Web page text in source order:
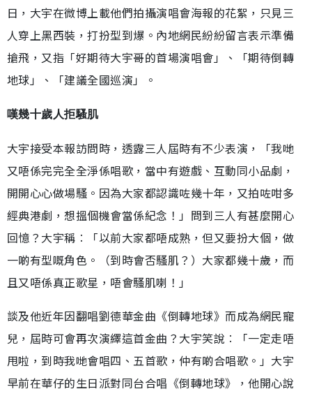
日，大宇在微博上載他們拍攝演唱會海報的花絮，只見三
人穿上黑西裝，打扮型到爆。內地網民紛紛留言表示準備
搶飛，又指「好期待大宇哥的首場演唱會」、「期待倒轉
地球」、「建議全國巡演」。
嘆幾十歲人拒騷肌
大宇接受本報訪問時，透露三人屆時有不少表演，「我哋
又唔係完完全全淨係唱歌，當中有遊戲、互動同小品劇，
開開心心做場騷。因為大家都認識咗幾十年，又拍咗咁多
經典港劇，想搵個機會當係紀念！」問到三人有甚麼開心
回憶？大宇稱︰「以前大家都唔成熟，但又要扮大個，做
一啲有型嘅角色。（到時會否騷肌？）大家都幾十歲，而
且又唔係真正歌星，唔會騷肌喇！」
談及他近年因翻唱劉德華金曲《倒轉地球》而成為網民寵
兒，屆時可會再次演繹這首金曲？大宇笑說︰「一定走唔
甩啦，到時我哋會唱四、五首歌，仲有啲合唱歌。」大宇
早前在華仔的生日派對同台合唱《倒轉地球》，他開心說